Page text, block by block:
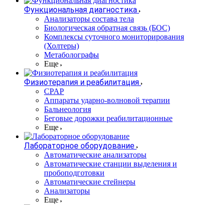
Функциональная диагностика
Анализаторы состава тела
Биологическая обратная связь (БОС)
Комплексы суточного мониторирования
(Холтеры)
Метаболографы
Еще
Физиотерапия и реабилитация
CPAP
Аппараты ударно-волновой терапии
Бальнеология
Беговые дорожки реабилитационные
Еще
Лабораторное оборудование
Автоматические анализаторы
Автоматические станции выделения и
пробоподготовки
Автоматические стейнеры
Анализаторы
Еще